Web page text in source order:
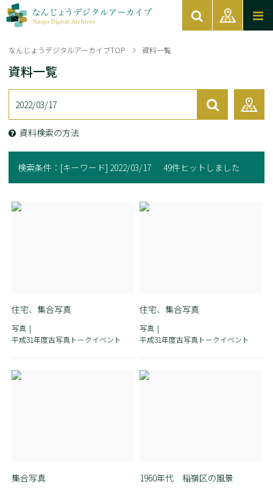
なんじょうデジタルアーカイブTOP 資料一覧
資料一覧
資料検索の方法
検索条件： [キーワード] 2022/03/17 49件ヒットしました
住宅、集合写真
写真
平成31年度古写真トークイベント
住宅、集合写真
写真
平成31年度古写真トークイベント
集合写真 1960年代 稲嶺区の風景